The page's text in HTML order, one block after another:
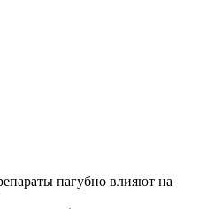
пагубно влияют на